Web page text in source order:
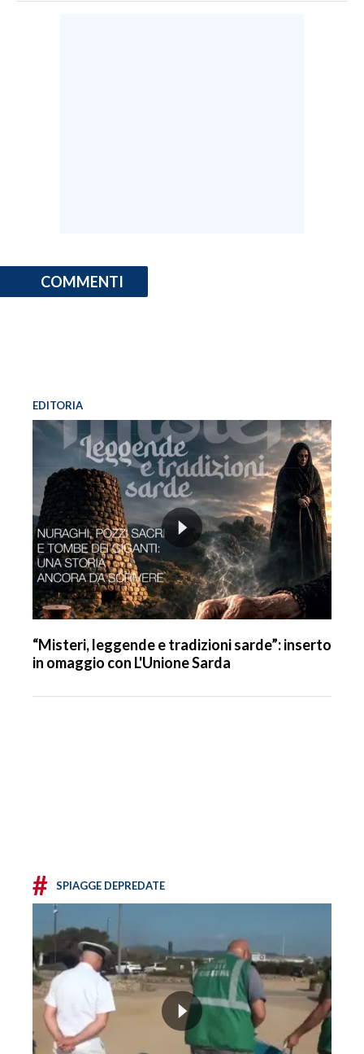
COMMENTI
EDITORIA
“Misteri, leggende e tradizioni sarde”: inserto
in omaggio con L'Unione Sarda
# SPIAGGE DEPREDATE